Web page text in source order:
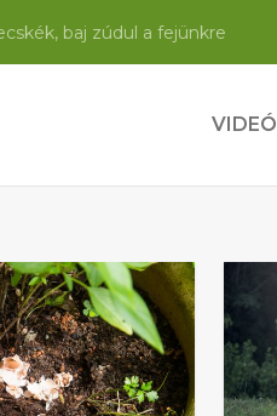
baj zúdul a fejünkre
VIDEÓ